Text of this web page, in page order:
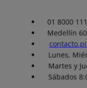
01 8000
Medellín
Lunes,
Martes y
Sábados